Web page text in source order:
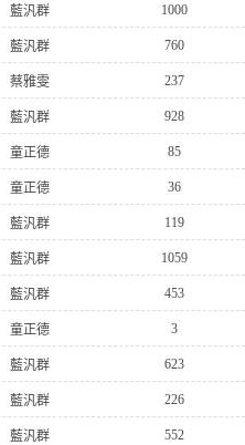
藍汎群 1000
藍汎群 760
蔡雅雯 237
藍汎群 928
童正德 85
童正德 36
藍汎群 119
藍汎群 1059
藍汎群 453
童正德 3
藍汎群 623
藍汎群 226
藍汎群 552